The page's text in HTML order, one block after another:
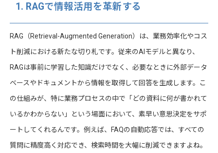
1. RAGで情報活用を革新する
RAG（Retrieval-Augmented Generation）は、業務効率化やコス
ト削減における新たな切り札です。従来のAIモデルと異なり、
RAGは事前に学習した知識だけでなく、必要なときに外部データ
ベースやドキュメントから情報を取得して回答を生成します。こ
の仕組みが、特に業務プロセスの中で「どの資料に何が書かれて
いるかわからない」という場面において、素早い意思決定をサポ
ートしてくれるんです。例えば、FAQの自動応答では、すべての
質問に精度高く対応でき、検索時間を大幅に削減できますよね。